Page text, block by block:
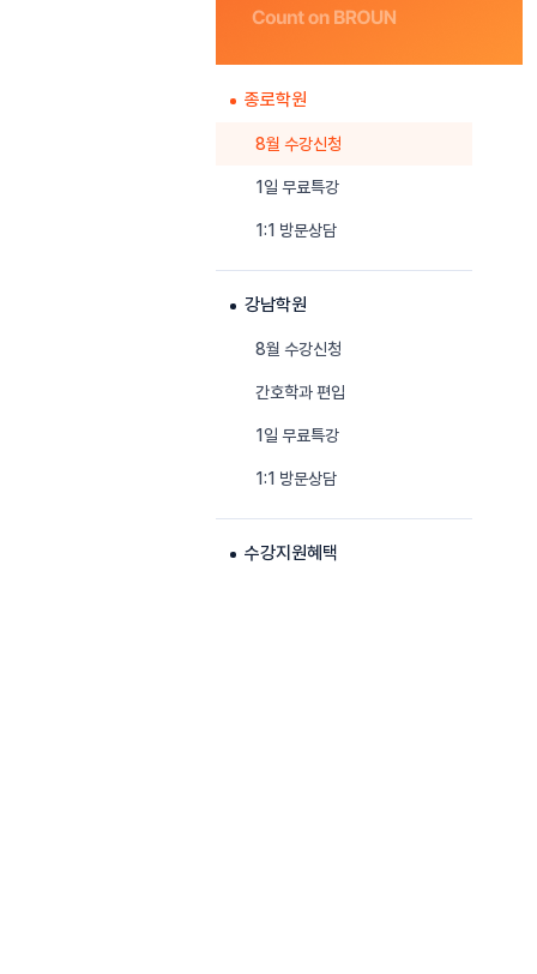
종로학원
8월 수강신청
1일 무료특강
1:1 방문상담
강남학원
8월 수강신청
간호학과 편입
1일 무료특강
1:1 방문상담
수강지원혜택